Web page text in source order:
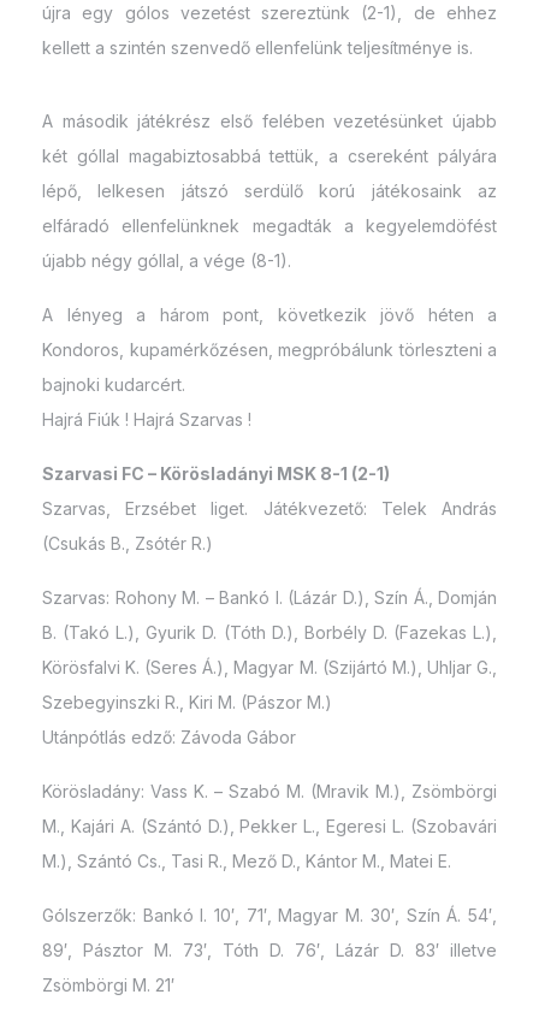
újra egy gólos vezetést szereztünk (2-1), de ehhez
kellett a szintén szenvedő ellenfelünk teljesítménye is.
A második játékrész első felében vezetésünket újabb
két góllal magabiztosabbá tettük, a csereként pályára
lépő, lelkesen játszó serdülő korú játékosaink az
elfáradó ellenfelünknek megadták a kegyelemdöfést
újabb négy góllal, a vége (8-1).
A lényeg a három pont, következik jövő héten a
Kondoros, kupamérkőzésen, megpróbálunk törleszteni a
bajnoki kudarcért.
Hajrá Fiúk ! Hajrá Szarvas !
Szarvasi FC – Körösladányi MSK 8-1 (2-1)
Szarvas, Erzsébet liget. Játékvezető: Telek András
(Csukás B., Zsótér R.)
Szarvas: Rohony M. – Bankó I. (Lázár D.), Szín Á., Domján
B. (Takó L.), Gyurik D. (Tóth D.), Borbély D. (Fazekas L.),
Körösfalvi K. (Seres Á.), Magyar M. (Szijártó M.), Uhljar G.,
Szebegyinszki R., Kiri M. (Pászor M.)
Utánpótlás edző: Závoda Gábor
Körösladány: Vass K. – Szabó M. (Mravik M.), Zsömbörgi
M., Kajári A. (Szántó D.), Pekker L., Egeresi L. (Szobavári
M.), Szántó Cs., Tasi R., Mező D., Kántor M., Matei E.
Gólszerzők: Bankó I. 10′, 71′, Magyar M. 30′, Szín Á. 54′,
89′, Pásztor M. 73′, Tóth D. 76′, Lázár D. 83′ illetve
Zsömbörgi M. 21′